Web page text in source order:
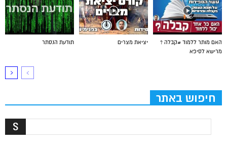
תודעת הנסתר יציאת מצרים
האם מותר ללמוד #קבלה ?
מרישא לסיפא
חיפוש באתר